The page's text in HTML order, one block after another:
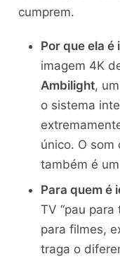
cumprem.
Por que ela é
imagem 4K
Ambilight,
o sistema
único. O som
também é
Para quem é
TV “pau
para filmes,
traga o